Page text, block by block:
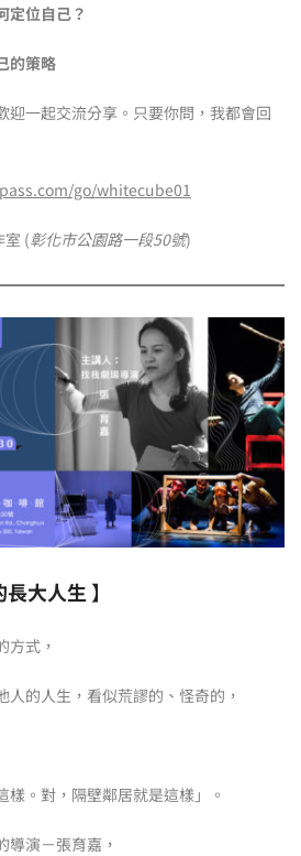
定位自己？
的策略
迎一起交流分享。只要你問，我都會回
go/whitecube01
(彰化市公園路一段50號)
長大人生 】
方式，
的人生，看似荒謬的、怪奇的，
樣。對，隔壁鄰居就是這樣」。
導演－張育嘉，